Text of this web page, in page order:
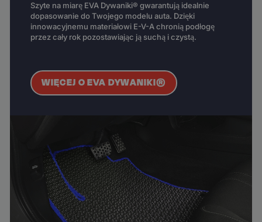
Szyte na miarę EVA Dywaniki® gwarantują idealnie
dopasowanie do Twojego modelu auta. Dzięki
innowacyjnemu materiałowi E-V-A chronią podłogę
przez cały rok pozostawiając ją suchą i czystą.
WIĘCEJ O EVA DYWANIKI®